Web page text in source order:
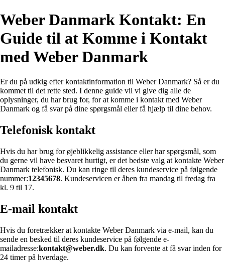
Weber Danmark Kontakt: En
Guide til at Komme i Kontakt
med Weber Danmark
Er du på udkig efter kontaktinformation til Weber Danmark? Så er du
kommet til det rette sted. I denne guide vil vi give dig alle de
oplysninger, du har brug for, for at komme i kontakt med Weber
Danmark og få svar på dine spørgsmål eller få hjælp til dine behov.
Telefonisk kontakt
Hvis du har brug for øjeblikkelig assistance eller har spørgsmål, som
du gerne vil have besvaret hurtigt, er det bedste valg at kontakte Weber
Danmark telefonisk. Du kan ringe til deres kundeservice på følgende
nummer:12345678. Kundeservicen er åben fra mandag til fredag ​​fra
kl. 9 til 17.
E-mail kontakt
Hvis du foretrækker at kontakte Weber Danmark via e-mail, kan du
sende en besked til deres kundeservice på følgende e-
mailadresse:kontakt@weber.dk. Du kan forvente at få svar inden for
24 timer på hverdage.